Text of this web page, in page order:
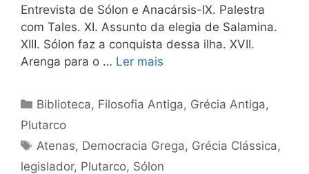
Entrevista de Sólon e Anacársis-IX. Palestra
com Tales. XI. Assunto da elegia de Salamina.
XIII. Sólon faz a conquista dessa ilha. XVII.
Arenga para o … Ler mais
Categorias
Biblioteca, Filosofia Antiga, Grécia Antiga,
Plutarco
Tags
Atenas, Democracia Grega, Grécia Clássica,
legislador, Plutarco, Sólon